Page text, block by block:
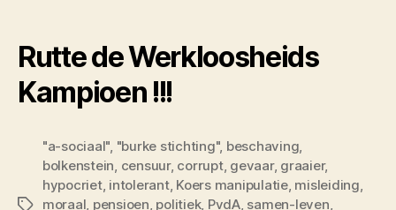
Rutte de Werkloosheids
Kampioen !!!
Tags
"a-sociaal", "burke stichting", beschaving,
bolkenstein, censuur, corrupt, gevaar, graaier,
hypocriet, intolerant, Koers manipulatie, misleiding,
moraal, pensioen, politiek, PvdA, samen-leven,